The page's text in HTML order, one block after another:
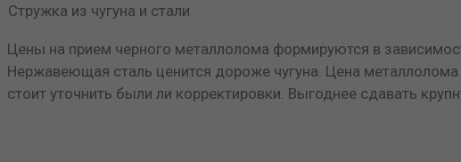
Стружка из чугуна и стали
Цены на прием черного металлолома формируются в
Нержавеющая сталь ценится дороже чугуна. Цена металлолома
стоит уточнить были ли корректировки. Выгоднее сдавать